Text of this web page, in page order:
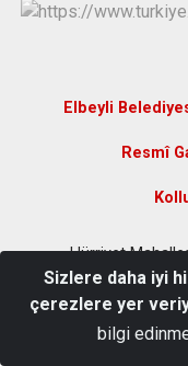
Elbeyli
Resmî
Hürriyet
Sizlere daha iyi
çerezlere yer
bilgi